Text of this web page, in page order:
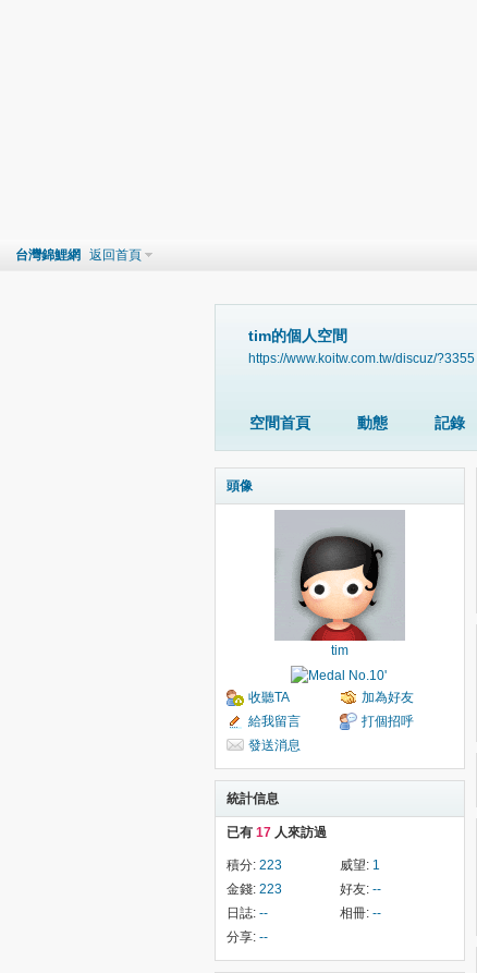
台灣錦鯉網 返回首頁
tim的個人空間
https://www.koitw.com.tw/discuz/?3355
空間首頁 動態 記錄
頭像
tim
收聽TA
加為好友
給我留言
打個招呼
發送消息
統計信息
已有 17 人來訪過
積分: 223 威望: 1
金錢: 223 好友: --
日誌: -- 相冊: --
分享: --